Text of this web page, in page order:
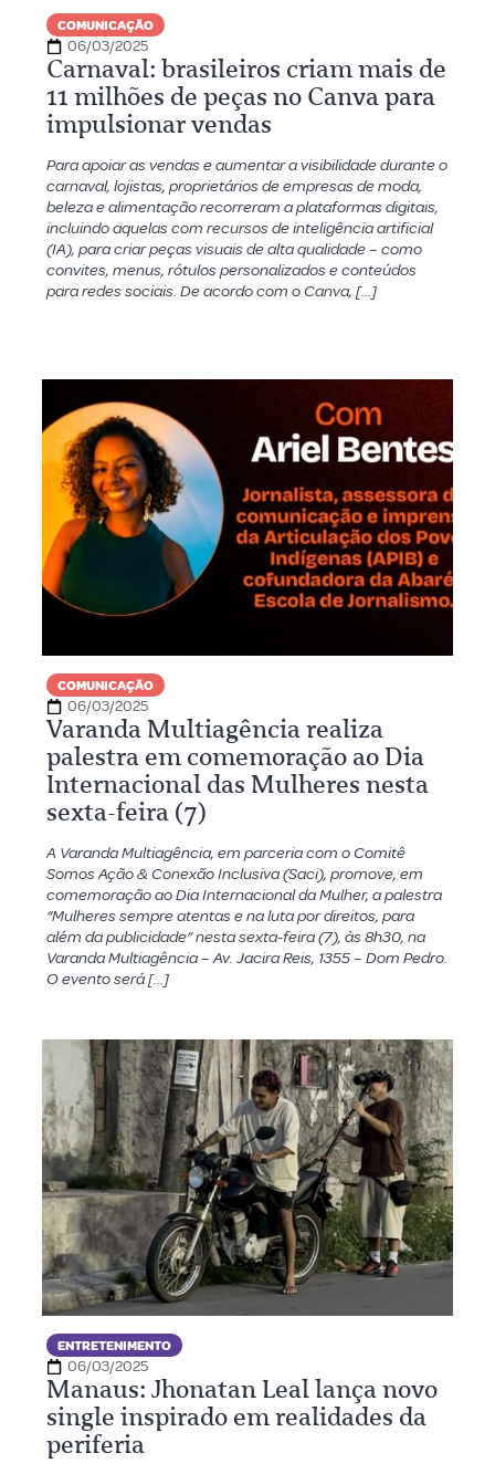
COMUNICAÇÃO
06/03/2025
Carnaval: brasileiros criam mais de
11 milhões de peças no Canva para
impulsionar vendas
Para apoiar as vendas e aumentar a visibilidade durante o
carnaval, lojistas, proprietários de empresas de moda,
beleza e alimentação recorreram a plataformas digitais,
incluindo aquelas com recursos de inteligência artificial
(IA), para criar peças visuais de alta qualidade – como
convites, menus, rótulos personalizados e conteúdos
para redes sociais. De acordo com o Canva, […]
COMUNICAÇÃO
06/03/2025
Varanda Multiagência realiza
palestra em comemoração ao Dia
Internacional das Mulheres nesta
sexta-feira (7)
A Varanda Multiagência, em parceria com o Comitê
Somos Ação & Conexão Inclusiva (Saci), promove, em
comemoração ao Dia Internacional da Mulher, a palestra
“Mulheres sempre atentas e na luta por direitos, para
além da publicidade” nesta sexta-feira (7), às 8h30, na
Varanda Multiagência – Av. Jacira Reis, 1355 – Dom Pedro.
O evento será […]
ENTRETENIMENTO
06/03/2025
Manaus: Jhonatan Leal lança novo
single inspirado em realidades da
periferia